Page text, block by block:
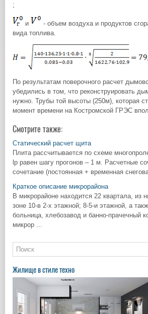
;
и
- объем воздуха и продуктов
вида топлива.
По результатам поверочного расчет
убедились в том, что реконструировать
нужно. Трубы той высоты (250м), которая
момент времени на Костромской ГРЭС
Смотрите также:
Статический расчет щита
Плита рассчитывается по схеме
lр равен шагу прогонов – 1 м. Расчетные
сочетание (постоянная + временная
Краткое описание микрорайона
В микрорайоне находится 22 квартала, из
зоне 10-в 2-х этажной; 8-5-и этажной, а
больница, хлебозавод и банно-прачечный
микрор ...
Жилище в стиле техно